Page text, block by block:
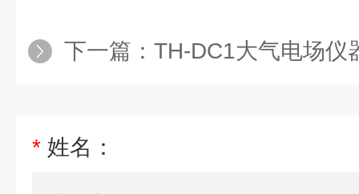
下一篇： TH-DC1大气电场仪
* 姓名：